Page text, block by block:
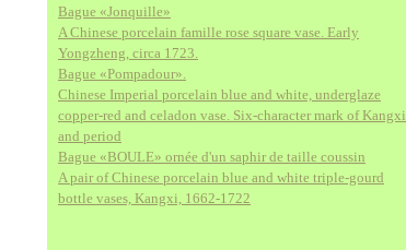
Bague «Jonquille»
A Chinese porcelain famille rose square vase. Early
Yongzheng, circa 1723.
Bague «Pompadour».
Chinese Imperial porcelain blue and white, underglaze
copper-red and celadon vase. Six-character mark of Kangxi
and period
Bague «BOULE» ornée d'un saphir de taille coussin
A pair of Chinese porcelain blue and white triple-gourd
bottle vases, Kangxi, 1662-1722